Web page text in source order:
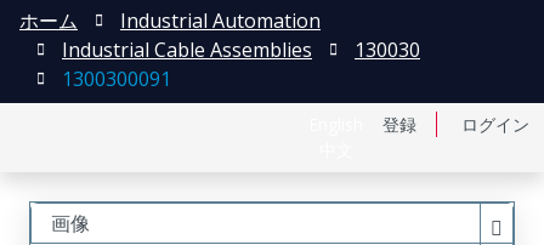
登録 ログイン
ホーム
Industrial Automation
Industrial Cable Assemblies
130030
1300300091
画像